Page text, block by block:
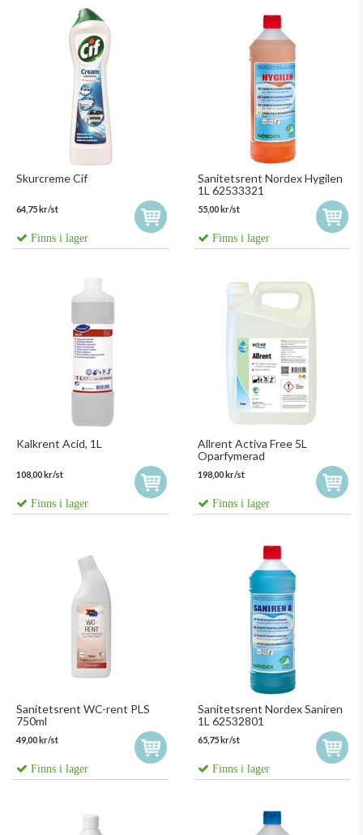
Skurcreme Cif
64,75 kr/st
Finns i lager
Sanitetsrent Nordex Hygilen
1L 62533321
55,00 kr/st
Finns i lager
Kalkrent Acid, 1L
108,00 kr/st
Finns i lager
Allrent Activa Free 5L
Oparfymerad
198,00 kr/st
Finns i lager
Sanitetsrent WC-rent PLS
750ml
49,00 kr/st
Finns i lager
Sanitetsrent Nordex Saniren
1L 62532801
65,75 kr/st
Finns i lager